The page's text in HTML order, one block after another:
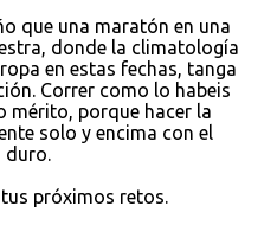
que una maratón en una
donde la climatología
en estas fechas, tanga
Correr como lo habeis
mérito, porque hacer la
solo y encima con el
duro.
próximos retos.